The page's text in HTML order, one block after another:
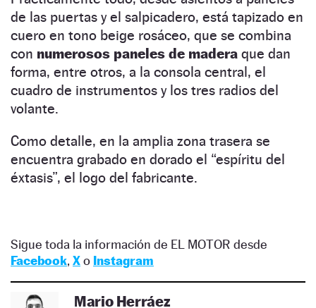
de las puertas y el salpicadero, está tapizado en
cuero en tono beige rosáceo, que se combina
con numerosos paneles de madera que dan
forma, entre otros, a la consola central, el
cuadro de instrumentos y los tres radios del
volante.
Como detalle, en la amplia zona trasera se
encuentra grabado en dorado el “espíritu del
éxtasis”, el logo del fabricante.
Sigue toda la información de EL MOTOR desde
Facebook, Xo Instagram
Mario Herráez